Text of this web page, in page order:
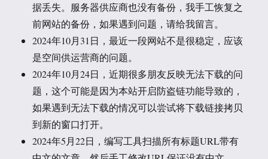
据丢失。服务器供应商也没有备份，我手工恢复之
前网站的备份，如果遇到问题，请给我留言。
2024年10月31日，最近一段网站不是很稳定，应该
是空间供运营商的问题。
2024年10月24日，近期很多朋友反映无法下载的问
题，这个可能是因为本站开启防盗链功能导致的，
如果遇到无法下载的情况可以尝试将下载链接拷贝
到新的窗口打开。
2024年5月22日，编写工具扫描所有标题URL带有